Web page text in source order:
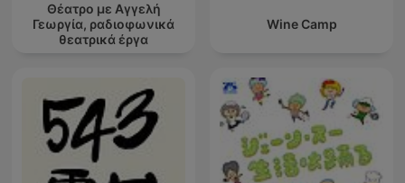
Θέατρο με Αγγελή
Γεωργία, ραδιοφωνικά
θεατρικά έργα
Wine Camp